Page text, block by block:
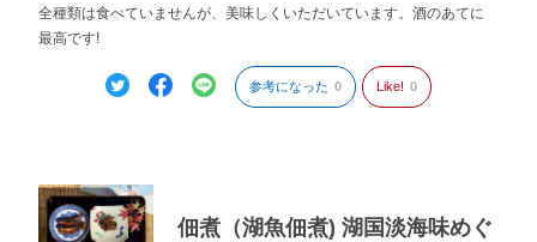
全種類は食べていませんが、美味しくいただいています。酒のあてに
最高です!
参考になった 0 Like! 0
佃煮（湖魚佃煮) 湖国淡海味めぐ